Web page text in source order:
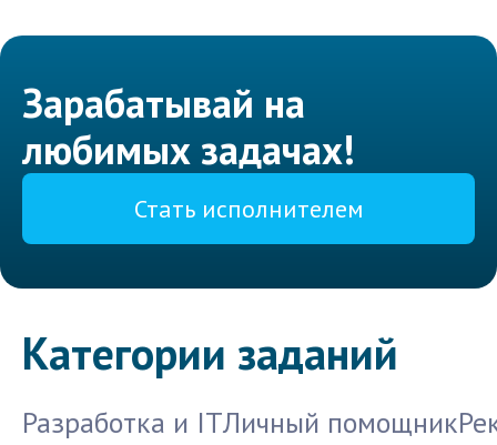
Зарабатывай на
любимых задачах!
Стать исполнителем
Категории заданий
Разработка и ITЛичный помощник